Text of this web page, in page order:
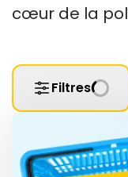
cœur de la
Filtres